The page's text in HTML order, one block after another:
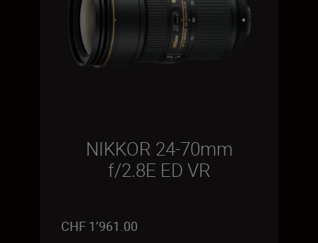
NIKKOR 24-70mm
f/2.8E ED VR
CHF 1’961.00